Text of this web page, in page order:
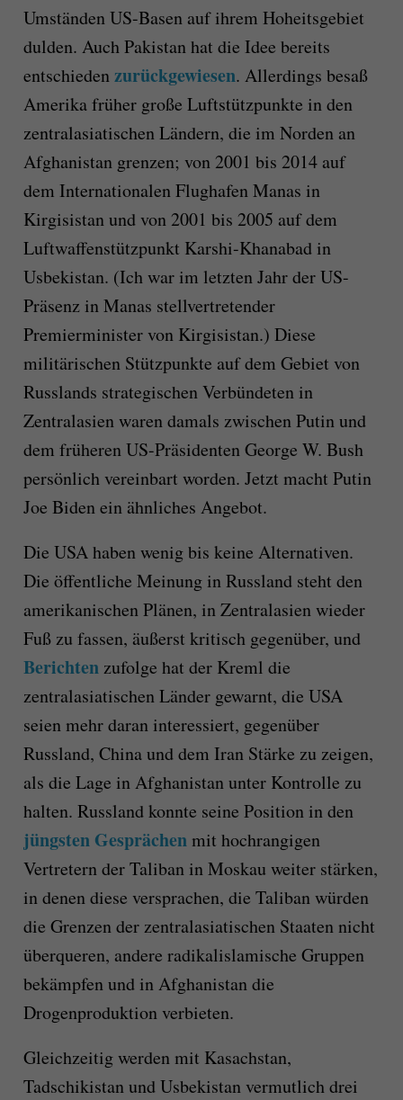
Umständen US-Basen auf ihrem Hoheitsgebiet
dulden. Auch Pakistan hat die Idee bereits
entschiedenzurückgewiesen. Allerdings besaß
Amerika früher große Luftstützpunkte in den
zentralasiatischen Ländern, die im Norden an
Afghanistan grenzen; von 2001 bis 2014 auf
dem Internationalen Flughafen Manas in
Kirgisistan und von 2001 bis 2005 auf dem
Luftwaffenstützpunkt Karshi-Khanabad in
Usbekistan. (Ich war im letzten Jahr der US-
Präsenz in Manas stellvertretender
Premierminister von Kirgisistan.) Diese
militärischen Stützpunkte auf dem Gebiet von
Russlands strategischen Verbündeten in
Zentralasien waren damals zwischen Putin und
dem früheren US-Präsidenten George W. Bush
persönlich vereinbart worden. Jetzt macht Putin
Joe Biden ein ähnliches Angebot.
Die USA haben wenig bis keine Alternativen.
Die öffentliche Meinung in Russland steht den
amerikanischen Plänen, in Zentralasien wieder
Fuß zu fassen, äußerst kritisch gegenüber, und
Berichtenzufolge hat der Kreml die
zentralasiatischen Länder gewarnt, die USA
seien mehr daran interessiert, gegenüber
Russland, China und dem Iran Stärke zu zeigen,
als die Lage in Afghanistan unter Kontrolle zu
halten. Russland konnte seine Position in den
jüngsten Gesprächenmit hochrangigen
Vertretern der Taliban in Moskau weiter stärken,
in denen diese versprachen, die Taliban würden
die Grenzen der zentralasiatischen Staaten nicht
überqueren, andere radikalislamische Gruppen
bekämpfen und in Afghanistan die
Drogenproduktion verbieten.
Gleichzeitig werden mit Kasachstan,
Tadschikistan und Usbekistan vermutlich drei